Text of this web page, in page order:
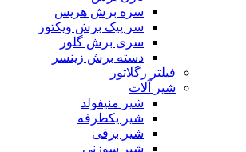
سره برش هریس
سر پیک برش ویکتور
سری برش گلور
دسته برش زینسر
فیلتر رگلاتور
شیر آلات
شیر منیفولد
شیر یکطرفه
شیر برقی
شیر سوزنی